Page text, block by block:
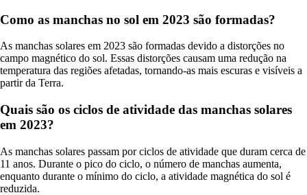
Como as manchas no sol em 2023 são formadas?
As manchas solares em 2023 são formadas devido a distorções no
campo magnético do sol. Essas distorções causam uma redução na
temperatura das regiões afetadas, tornando-as mais escuras e visíveis a
partir da Terra.
Quais são os ciclos de atividade das manchas solares
em 2023?
As manchas solares passam por ciclos de atividade que duram cerca de
11 anos. Durante o pico do ciclo, o número de manchas aumenta,
enquanto durante o mínimo do ciclo, a atividade magnética do sol é
reduzida.